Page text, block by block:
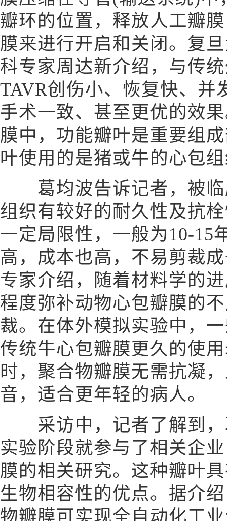
瓣环的位置，释放人工瓣
膜来进行开启和关闭。复
科专家周达新介绍，与传
TAVR创伤小、恢复快、并
手术一致、甚至更优的效
膜中，功能瓣叶是重要组
叶使用的是猪或牛的心包
葛均波告诉记者，被临
组织有较好的耐久性及抗
一定局限性，一般为10-15
高，成本也高，不易剪裁
专家介绍，随着材料学的
程度弥补动物心包瓣膜的
裁。在体外模拟实验中，
传统牛心包瓣膜更久的使
时，聚合物瓣膜无需抗凝
音，适合更年轻的病人。
采访中，记者了解到，
实验阶段就参与了相关企
膜的相关研究。这种瓣叶
生物相容性的优点。据介
物瓣膜可实现全自动化工